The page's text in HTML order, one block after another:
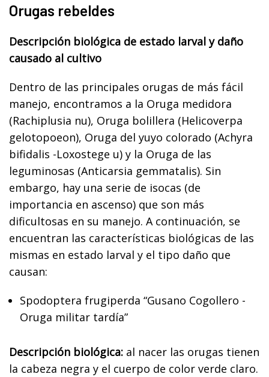
Orugas rebeldes
Descripción biológica de estado larval y daño
causado al cultivo
Dentro de las principales orugas de más fácil
manejo, encontramos a la Oruga medidora
(Rachiplusia nu), Oruga bolillera (Helicoverpa
gelotopoeon), Oruga del yuyo colorado (Achyra
bifidalis -Loxostege u) y la Oruga de las
leguminosas (Anticarsia gemmatalis). Sin
embargo, hay una serie de isocas (de
importancia en ascenso) que son más
dificultosas en su manejo. A continuación, se
encuentran las características biológicas de las
mismas en estado larval y el tipo daño que
causan:
Spodoptera frugiperda “Gusano Cogollero -
Oruga militar tardía”
Descripción biológica: al nacer las orugas tienen
la cabeza negra y el cuerpo de color verde claro.